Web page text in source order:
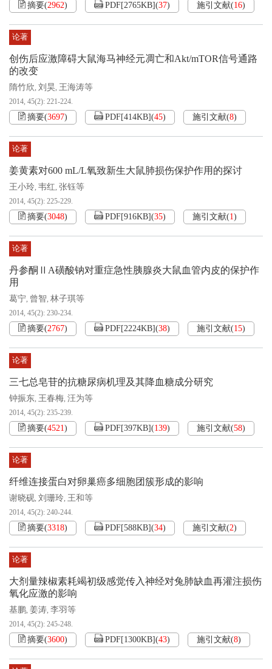
摘要(2962) PDF[2765KB](37) 施引文献(16)
论著
创伤后应激障碍大鼠海马神经元凋亡和Akt/mTOR信号通路
的改变
隋竹欣, 刘昊, 王海涛等
2014, 45(2): 221-224.
摘要(3697) PDF[414KB](45) 施引文献(8)
论著
姜黄素对600 mL/L氧致新生大鼠肺损伤保护作用的探讨
王小玲, 韦红, 张钰等
2014, 45(2): 225-229.
摘要(3048) PDF[916KB](35) 施引文献(1)
论著
丹参酮ⅡA磺酸钠对重症急性胰腺炎大鼠血管内皮的保护作
用
葛宁, 曾智, 林子琪等
2014, 45(2): 230-234.
摘要(2767) PDF[2224KB](38) 施引文献(15)
论著
三七总皂苷的抗糖尿病机理及其降血糖成分研究
钟振东, 王春梅, 汪为等
2014, 45(2): 235-239.
摘要(4521) PDF[397KB](139) 施引文献(58)
论著
纤维连接蛋白对卵巢癌多细胞团簇形成的影响
谢晓砚, 刘珊玲, 王和等
2014, 45(2): 240-244.
摘要(3318) PDF[588KB](34) 施引文献(2)
论著
大剂量辣椒素耗竭初级感觉传入神经对兔肺缺血再灌注损伤
氧化应激的影响
基鹏, 姜涛, 李羽等
2014, 45(2): 245-248.
摘要(3600) PDF[1300KB](43) 施引文献(8)